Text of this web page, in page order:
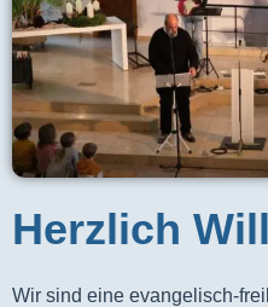
Herzlich
Wir sind eine evangelisch-